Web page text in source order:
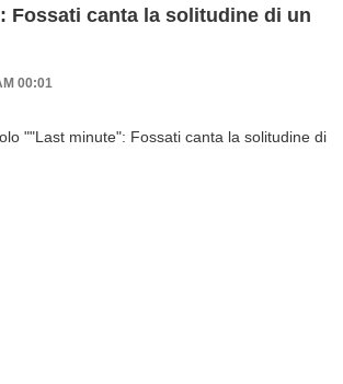
Fossati canta la solitudine di un
00:01